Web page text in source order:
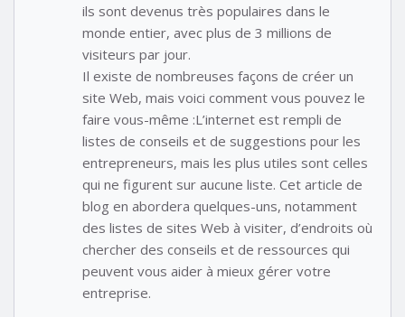
ils sont devenus très populaires dans le
monde entier, avec plus de 3 millions de
visiteurs par jour.
Il existe de nombreuses façons de créer un
site Web, mais voici comment vous pouvez le
faire vous-même :L’internet est rempli de
listes de conseils et de suggestions pour les
entrepreneurs, mais les plus utiles sont celles
qui ne figurent sur aucune liste. Cet article de
blog en abordera quelques-uns, notamment
des listes de sites Web à visiter, d’endroits où
chercher des conseils et de ressources qui
peuvent vous aider à mieux gérer votre
entreprise.